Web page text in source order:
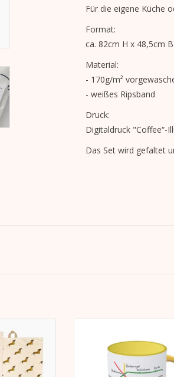
Für die eigene Küche
Format:
ca. 82cm H x 48,5cm B
Material:
- 170g/m²
- weißes Ripsband
Druck:
Digitaldruck "Coffee“-
Das Set wird gefaltet
Für
oder als
HINZUFÜGEN
gelber Innenbeschichtung
gelbem Henkel
Fassungsvermögen: